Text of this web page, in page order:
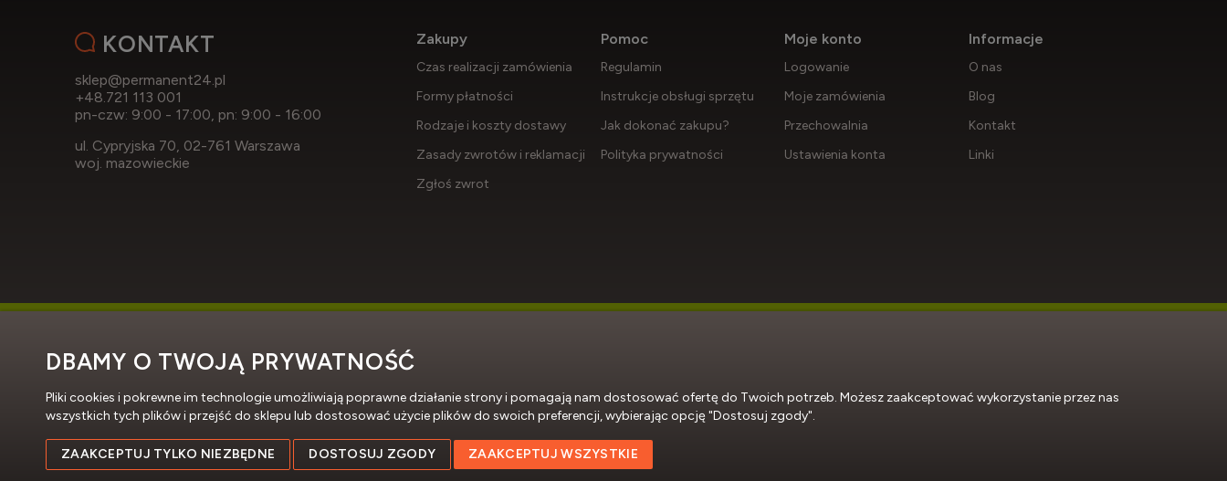
KONTAKT
sklep@permanent24.pl
+48.721 113 001
pn-czw: 9:00 - 17:00, pn: 9:00 - 16:00
ul. Cypryjska 70, 02-761 Warszawa
woj. mazowieckie
Zakupy
Czas realizacji zamówienia
Formy płatności
Rodzaje i koszty dostawy
Zasady zwrotów i reklamacji
Zgłoś zwrot
Pomoc
Regulamin
Instrukcje obsługi sprzętu
Jak dokonać zakupu?
Polityka prywatności
Moje konto
Logowanie
Moje zamówienia
Przechowalnia
Ustawienia konta
Informacje
O nas
Blog
Kontakt
Linki
Profesjonalne sklepy internetowe
DBAMY O TWOJĄ PRYWATNOŚĆ
Pliki cookies i pokrewne im technologie umożliwiają poprawne działanie strony i pomagają nam dostosować ofertę do Twoich potrzeb. Możesz zaakceptować wykorzystanie przez nas
wszystkich tych plików i przejść do sklepu lub dostosować użycie plików do swoich preferencji, wybierając opcję "Dostosuj zgody".
ZAAKCEPTUJ TYLKO NIEZBĘDNE DOSTOSUJ ZGODY ZAAKCEPTUJ WSZYSTKIE